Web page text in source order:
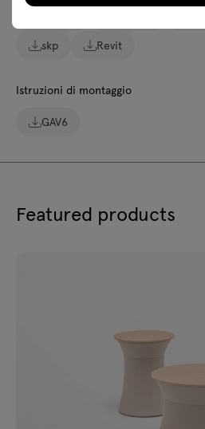
skp
Revit
Istruzioni di montaggio
GAV6
Featured products